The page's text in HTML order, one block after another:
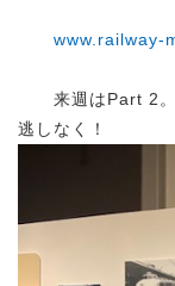
www.railway-
来週はPart 2。
逃しなく！